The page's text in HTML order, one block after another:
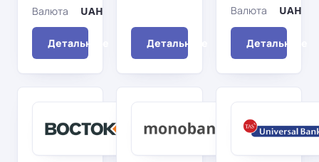
Валюта
UAH
Детальніше Детальніше
Валюта
UAH
Детальніше
Максимальний
Стандартний